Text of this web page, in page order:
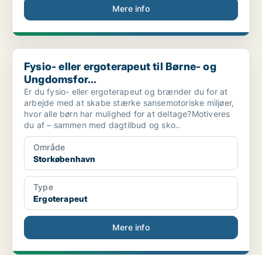
Mere info
Fysio- eller ergoterapeut til Børne- og Ungdomsfor...
Fysio- eller ergoterapeut til Børne- og
Ungdomsfor...
Er du fysio- eller ergoterapeut og brænder du for at
arbejde med at skabe stærke sansemotoriske miljøer,
hvor alle børn har mulighed for at deltage?Motiveres
du af – sammen med dagtilbud og sko..
Område
Storkøbenhavn
Type
Ergoterapeut
Mere info